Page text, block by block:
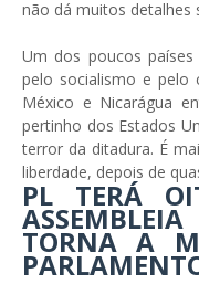
não dá muitos detalhes
Um dos poucos
pelo socialismo e pelo
México e Nicarágua
pertinho dos Estados
terror da ditadura. É
liberdade, depois de
PL TERÁ
TORNA A